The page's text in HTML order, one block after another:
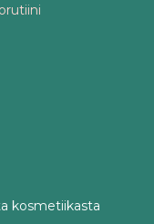
kosmetiikasta